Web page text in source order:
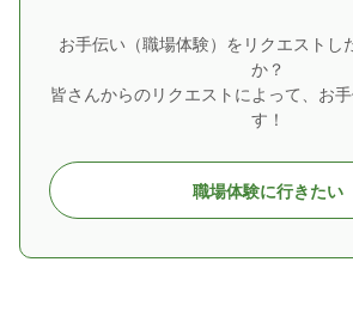
お手伝い（職場体験）をリクエストし
か？
皆さんからのリクエストによって、お
す！
職場体験に行きたい